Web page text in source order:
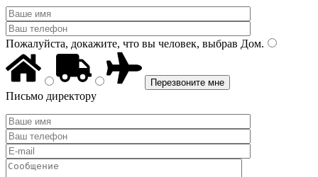
Пожалуйста, докажите, что вы человек, выбрав Дом.
Письмо директору